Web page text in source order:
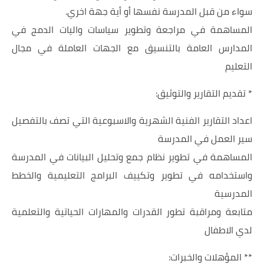
سواء من قبل المدرسة نفسها أو أية جهة اخري.
المساهمة في مراجعة وتطوير سياسات واليات الدمج في
المدارس العامة بالتنسيق مع الجهات العاملة في مجال
التعليم
* تقديم التقارير والتوثيق:
اعداد التقارير الفنية الشهرية والاسبوعية التي تصف بالتفصيل
سير العمل في المدرسة
المساهمة في تطوير نظام جمع وتحليل البيانات في المدرسة
واستخدامه في تطوير وتكييف البرامج التعليمية والخطط
المدرسية
متابعة ومراقبة تطور القدرات والمهارات الحياتية والتعلمية
لدي الاطفال
** المؤهلات والخبرات: